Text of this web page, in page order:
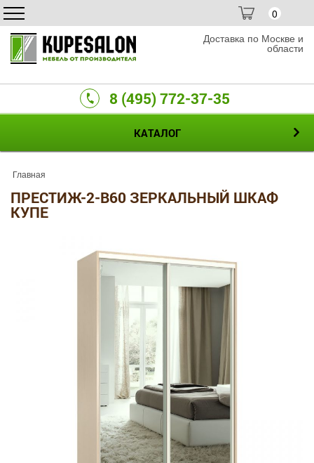
0
Доставка по Москве и
области
8 (495) 772-37-35
КАТАЛОГ
Главная
ПРЕСТИЖ-2-B60 ЗЕРКАЛЬНЫЙ ШКАФ
КУПЕ